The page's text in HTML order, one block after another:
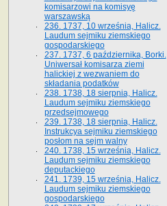
komisarzowi na komisyę
warszawską
236. 1737, 10 września, Halicz.
Laudum sejmiku ziemskiego
gospodarskiego
237. 1737, 6 października, Borki.
Uniwersał komisarza ziemi
halickiej z wezwaniem do
składania podatków
238. 1738, 18 sierpnia, Halicz.
Laudum sejmiku ziemskiego
przedsejmowego
239. 1738, 18 sierpnia, Halicz.
Instrukcya sejmiku ziemskiego
posłom na sejm walny
240. 1738, 15 września, Halicz.
Laudum sejmiku ziemskiego
deputackiego
241. 1739, 15 września, Halicz.
Laudum sejmiku ziemskiego
gospodarskiego